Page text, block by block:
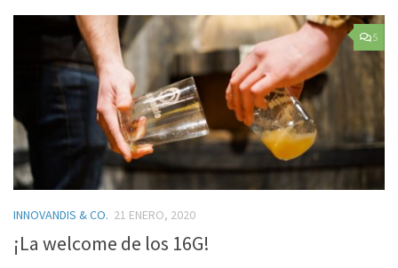
5
INNOVANDIS & CO. 21 ENERO, 2020
¡La welcome de los 16G!